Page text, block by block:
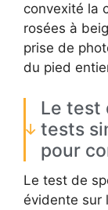
convexité la
rosées à
prise de
du pied
Le test
tests
pour
Le test de
évidente sur